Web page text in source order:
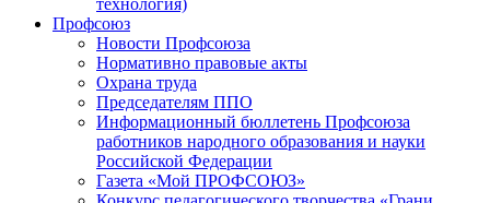
технология)
Профсоюз
Новости Профсоюза
Нормативно правовые акты
Охрана труда
Председателям ППО
Информационный бюллетень Профсоюза
работников народного образования и науки
Российской Федерации
Газета «Мой ПРОФСОЮЗ»